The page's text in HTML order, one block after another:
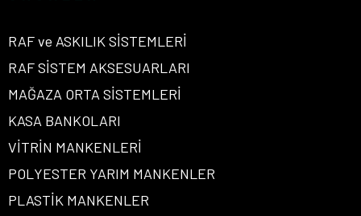
RAF ve ASKILIK SİSTEMLERİ
RAF SİSTEM AKSESUARLARI
MAĞAZA ORTA SİSTEMLERİ
KASA BANKOLARI
VİTRİN MANKENLERİ
POLYESTER YARIM MANKENLER
PLASTİK MANKENLER